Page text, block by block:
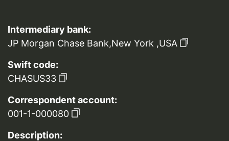
Intermediary bank:
JP Morgan Chase Bank,New York ,USA
Swift code:
CHASUS33
Correspondent account:
001-1-000080
Description: